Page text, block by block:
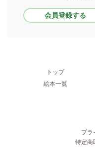
会員登録する
トップ
絵本一覧
プラ
特定商